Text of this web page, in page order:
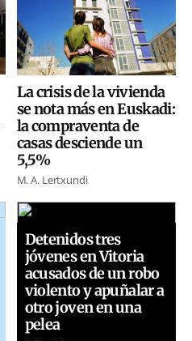
La crisis de la vivienda
se nota más en Euskadi:
la compraventa de
casas desciende un
5,5%
M. A. Lertxundi
Detenidos tres
jóvenes en Vitoria
acusados de un robo
violento y apuñalar a
otro joven en una
pelea